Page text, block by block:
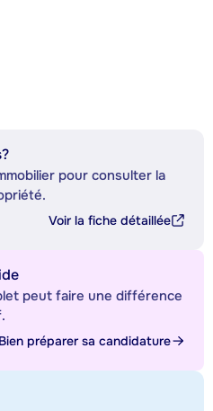
pour consulter la
Voir la fiche détaillée
peut faire une différence
Bien préparer sa candidature